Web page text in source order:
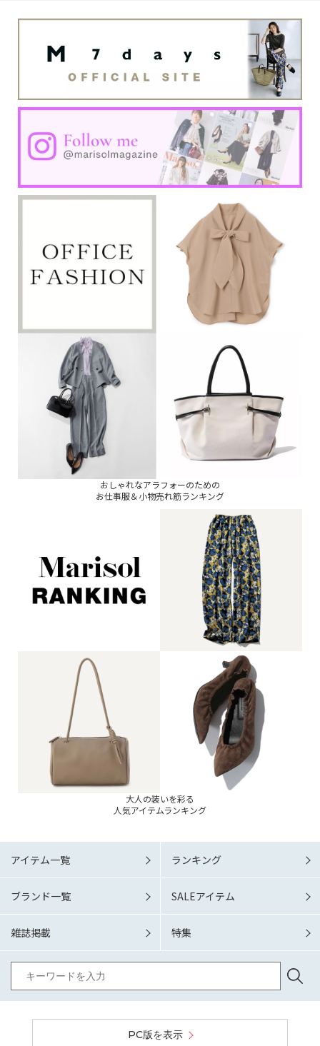
おしゃれなアラフォーのための
お仕事服＆小物売れ筋ランキング
大人の装いを彩る
人気アイテムランキング
アイテム一覧 ランキング
ブランド一覧 SALEアイテム
雑誌掲載 特集
PC版を表示